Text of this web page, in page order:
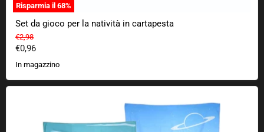
Risparmia il 68%
Set da gioco per la natività in cartapesta
Prezzo originale
€2,98
Prezzo attuale
€0,96
In magazzino